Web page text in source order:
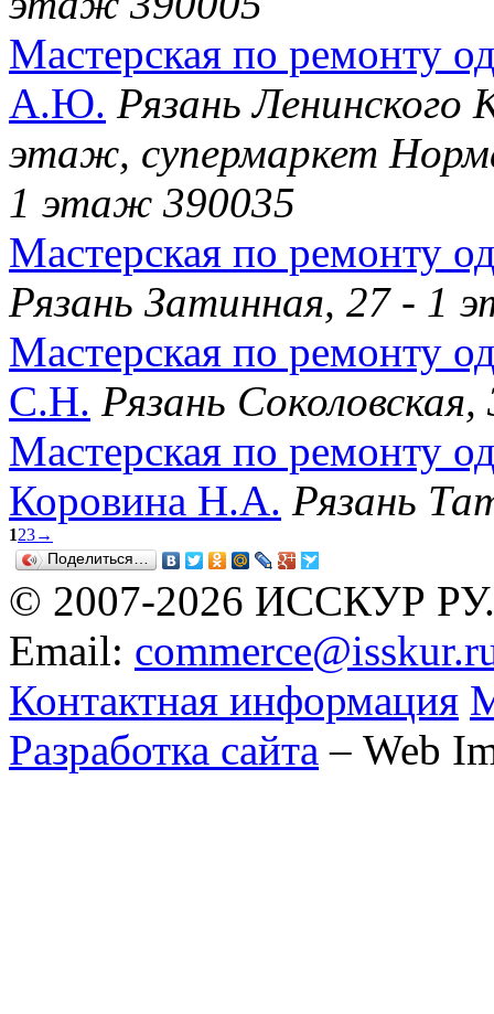
Мастерская по ремонту
А.Ю. Рязань Ленинского
этаж, супермаркет
1 этаж 390035
Мастерская по ремонту
Рязань Затинная, 27 - 1
Мастерская по ремонту
С.Н. Рязань
Мастерская по ремонту
Коровина Н.А. Рязань
123→
Поделиться…
© 2007-2026 ИССКУР РУ.
Email:
Контактная информация
Разработка сайта – Web